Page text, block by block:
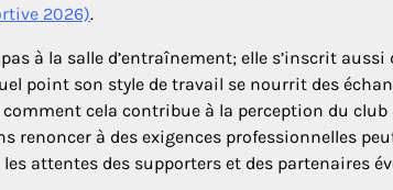
2026).
à la salle d’entraînement; elle s’inscrit
point son style de travail se nourrit des
cela contribue à la perception du club
renoncer à des exigences professionnelles
attentes des supporters et des partenaires